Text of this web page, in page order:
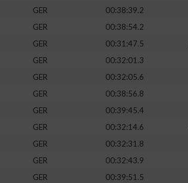
GER
00:38:39.2
GER
00:38:54.2
GER 00:31:47.5
GER
00:32:01.3
GER
00:32:05.6
GER
00:38:56.8
GER
00:39:45.4
GER 00:32:14.6
GER
00:32:31.8
GER
00:32:43.9
GER
00:39:51.5